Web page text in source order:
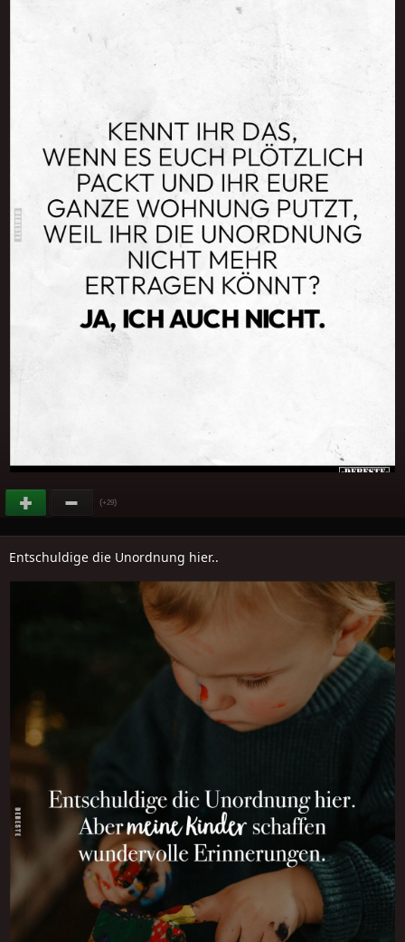
(+29)
Entschuldige die Unordnung hier..